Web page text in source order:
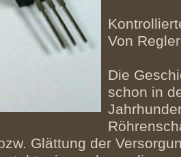
Von
Die
schon in
Glättung der